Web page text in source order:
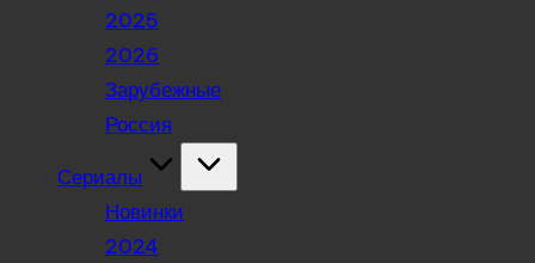
2025
2026
Зарубежные
Россия
Сериалы
Новинки
2024